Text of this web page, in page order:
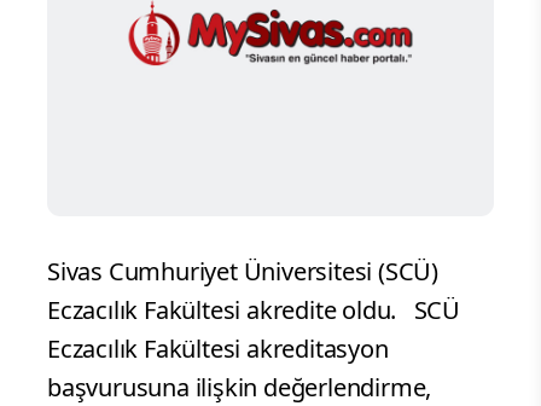
Sivas Cumhuriyet Üniversitesi (SCÜ)
Eczacılık Fakültesi akredite oldu. SCÜ
Eczacılık Fakültesi akreditasyon
başvurusuna ilişkin değerlendirme,